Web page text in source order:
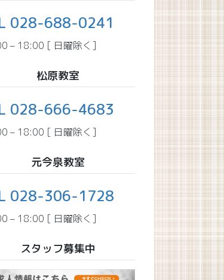
028-688-0241
– 18:00 [ 日曜除く]
松原教室
028-666-4683
– 18:00 [ 日曜除く]
元今泉教室
028-306-1728
– 18:00 [ 日曜除く]
スタッフ募集中